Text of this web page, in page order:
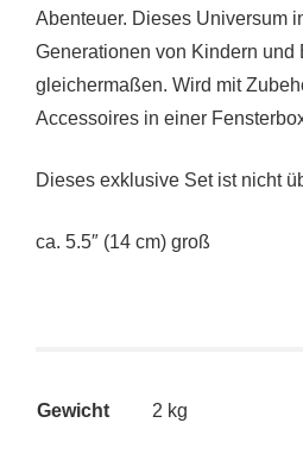
Abenteuer. Dieses Universum
Generationen von Kindern und
gleichermaßen. Wird mit
Accessoires in einer
Dieses exklusive Set ist nicht
ca. 5.5″ (14 cm) groß
Gewicht 2 kg